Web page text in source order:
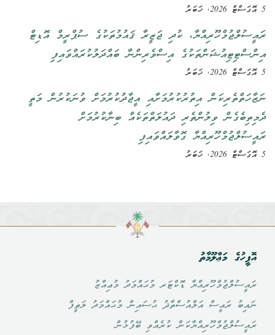
5 އޮގަސްޓް 2026, ޚަބަރު
ރައީސުލްޖުމްހޫރިއްޔާ، ކުދި ޖަޒީރާ ޤައުމުތަކުގެ ސުޕްރީމް އޮޑިޓް
އިންސްޓިޓިއުޝަންތަކުގެ އިސްވެރިންނާ ބައްދަލުކުރައްވައިފި
5 އޮގަސްޓް 2026, ޚަބަރު
ނަޒާހަތްތެރިކަން އިތުރުކުރުމަށާއި އީޖާދުކުރުމަށް ވުނަކުރުން މަތީ
ދެމިތިބެގެން ވިލުންތެރި ދައުލަތްތަކެއް ބިނާކުރުމަށް
ރައީސުލްޖުމްހޫރިއްޔާ ގޮވާލައްވައިފި
5 އޮގަސްޓް 2026, ޚަބަރު
އޮފީހުގެ މަޢްލޫމާތު
ރައީސުލްޖުމްހޫރިއްޔާ ޑޮކްޓަރ މުޙައްމަދު މުޢިއްޒު
ނައިބު ރައީސް އަލްއުސްތާޛު ޙުސައިން މުޙައްމަދު ލަޠީފް
ރައީސުލްޖުމްހޫރިއްޔާކަން ކުރެއްވި ބޭފުޅުން